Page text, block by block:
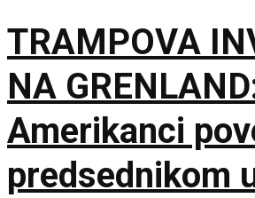
TRAMPOVA
NA
Amerikanci
predsednikom